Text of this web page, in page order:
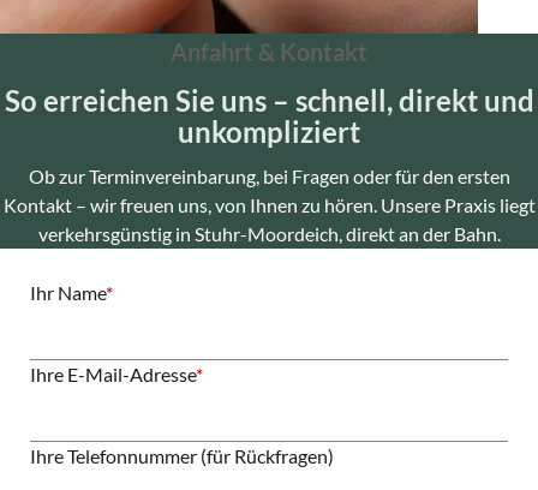
Anfahrt & Kontakt
So erreichen Sie uns – schnell, direkt und
unkompliziert
Ob zur Terminvereinbarung, bei Fragen oder für den ersten
Kontakt – wir freuen uns, von Ihnen zu hören. Unsere Praxis liegt
verkehrsgünstig in Stuhr-Moordeich, direkt an der Bahn.
Pflichtfeld
Ihr Name*
Pflichtfeld
Ihre E-Mail-Adresse*
Ihre Telefonnummer (für Rückfragen)